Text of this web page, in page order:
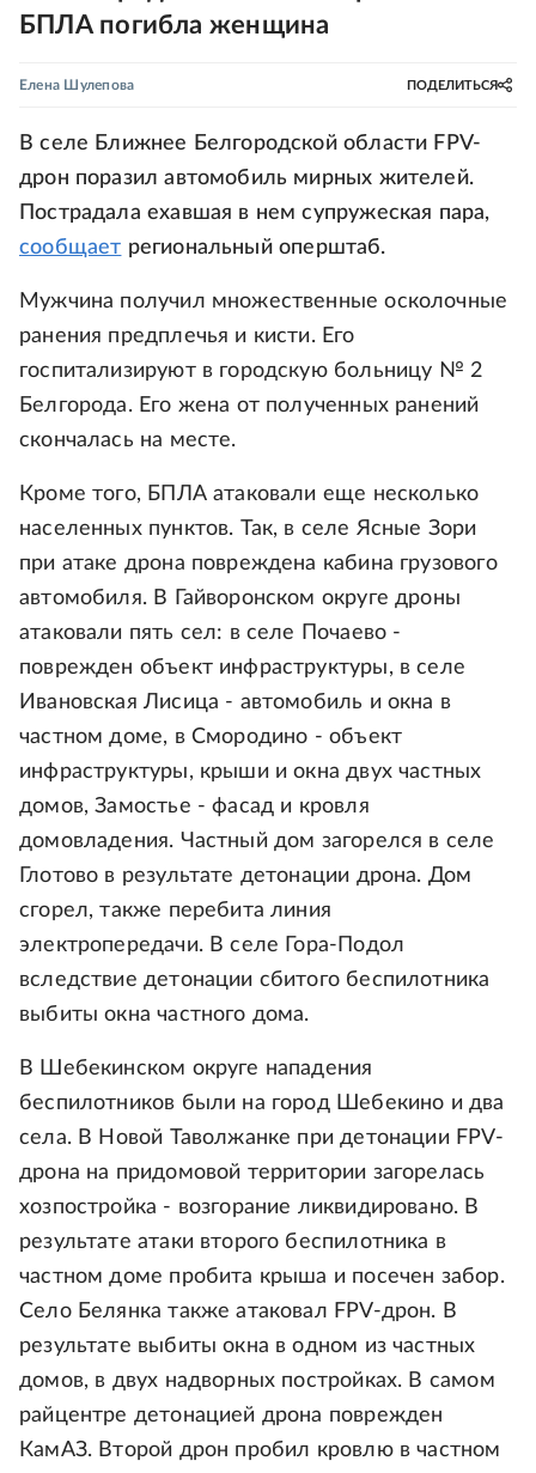
БПЛА погибла женщина
Елена Шулепова ПОДЕЛИТЬСЯ
В селе Ближнее Белгородской области FPV-
дрон поразил автомобиль мирных жителей.
Пострадала ехавшая в нем супружеская пара,
сообщает региональный оперштаб.
Мужчина получил множественные осколочные
ранения предплечья и кисти. Его
госпитализируют в городскую больницу № 2
Белгорода. Его жена от полученных ранений
скончалась на месте.
Кроме того, БПЛА атаковали еще несколько
населенных пунктов. Так, в селе Ясные Зори
при атаке дрона повреждена кабина грузового
автомобиля. В Гайворонском округе дроны
атаковали пять сел: в селе Почаево -
поврежден объект инфраструктуры, в селе
Ивановская Лисица - автомобиль и окна в
частном доме, в Смородино - объект
инфраструктуры, крыши и окна двух частных
домов, Замостье - фасад и кровля
домовладения. Частный дом загорелся в селе
Глотово в результате детонации дрона. Дом
сгорел, также перебита линия
электропередачи. В селе Гора-Подол
вследствие детонации сбитого беспилотника
выбиты окна частного дома.
В Шебекинском округе нападения
беспилотников были на город Шебекино и два
села. В Новой Таволжанке при детонации FPV-
дрона на придомовой территории загорелась
хозпостройка - возгорание ликвидировано. В
результате атаки второго беспилотника в
частном доме пробита крыша и посечен забор.
Село Белянка также атаковал FPV-дрон. В
результате выбиты окна в одном из частных
домов, в двух надворных постройках. В самом
райцентре детонацией дрона поврежден
КамАЗ. Второй дрон пробил кровлю в частном